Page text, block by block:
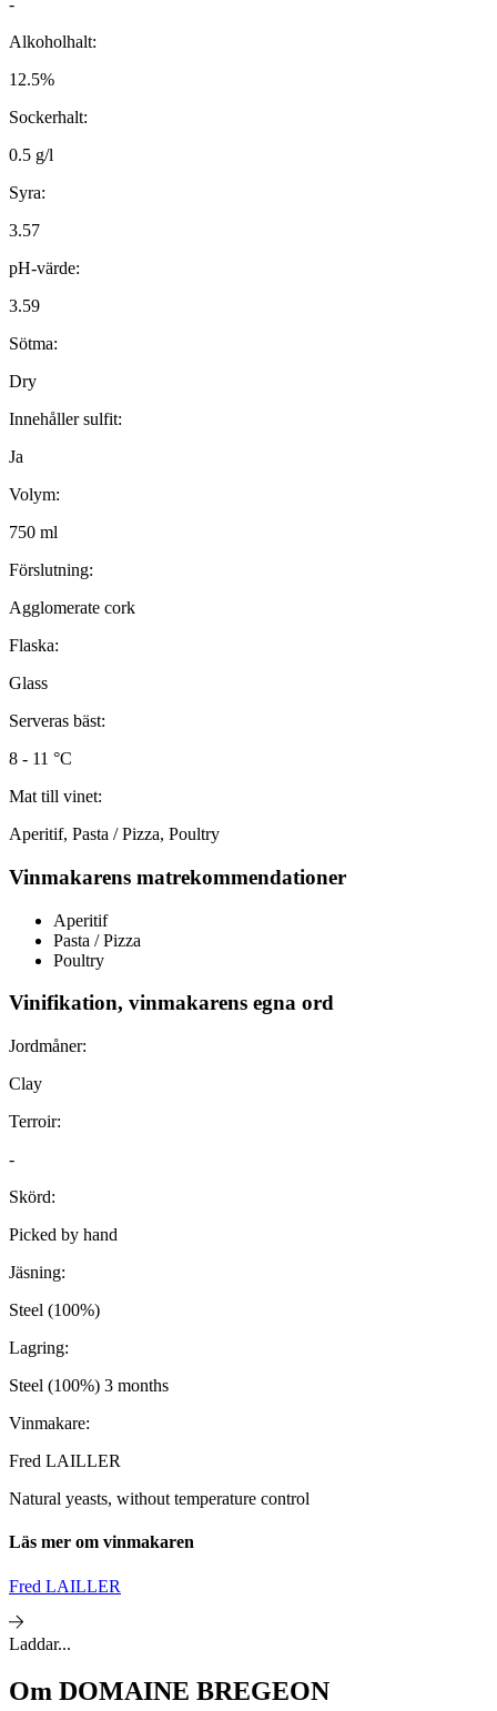
-
Alkoholhalt:
12.5%
Sockerhalt:
0.5 g/l
Syra:
3.57
pH-värde:
3.59
Sötma:
Dry
Innehåller sulfit:
Ja
Volym:
750 ml
Förslutning:
Agglomerate cork
Flaska:
Glass
Serveras bäst:
8 - 11 °C
Mat till vinet:
Aperitif, Pasta / Pizza, Poultry
Vinmakarens matrekommendationer
Aperitif
Pasta / Pizza
Poultry
Vinifikation, vinmakarens egna ord
Jordmåner:
Clay
Terroir:
-
Skörd:
Picked by hand
Jäsning:
Steel (100%)
Lagring:
Steel (100%) 3 months
Vinmakare:
Fred LAILLER
Natural yeasts, without temperature control
Läs mer om vinmakaren
Fred LAILLER
Laddar...
Om DOMAINE BREGEON